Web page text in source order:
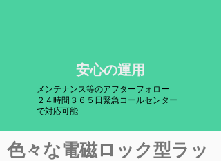
​安心の運用
メンテナンス等のアフターフォロー
​２４時間３６５日緊急コールセンター
で対応可能
​色々な電磁ロック型ラッ